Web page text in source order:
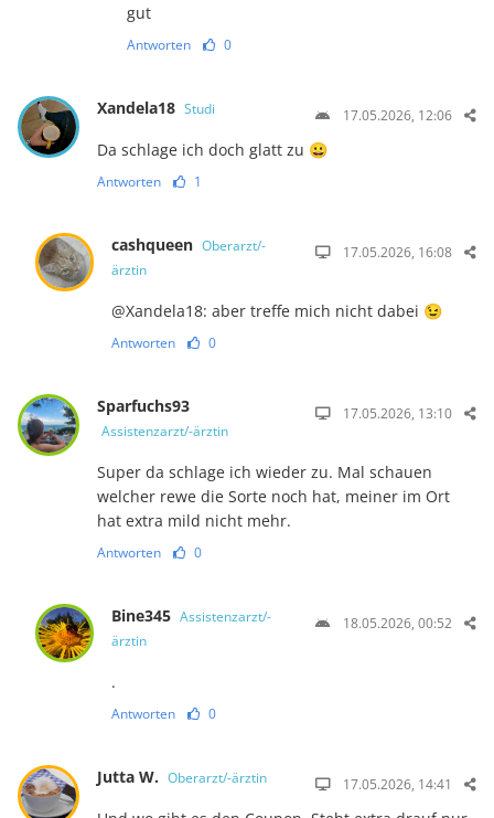
gut
Antworten 0
Xandela18 Studi 17.05.2026, 12:06
Da schlage ich doch glatt zu 😀
Antworten 1
cashqueen Oberarzt/-
ärztin
17.05.2026, 16:08
@Xandela18: aber treffe mich nicht dabei 😉
Antworten 0
Sparfuchs93
Assistenzarzt/-ärztin
17.05.2026, 13:10
Super da schlage ich wieder zu. Mal schauen
welcher rewe die Sorte noch hat, meiner im Ort
hat extra mild nicht mehr.
Antworten 0
Bine345 Assistenzarzt/-
ärztin
18.05.2026, 00:52
.
Antworten 0
Jutta W. Oberarzt/-ärztin 17.05.2026, 14:41